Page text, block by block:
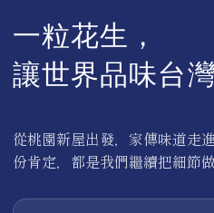
一粒花生，
讓世界品味台
從桃園新屋出發，家傳味道走
份肯定，都是我們繼續把細節